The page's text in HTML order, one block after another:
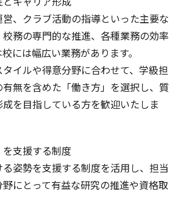
、クラブ活動の指導といった主要な
務の専門的な推進、各種業務の効率
には幅広い業務があります。
イルや得意分野に合わせて、学級担
無を含めた「働き方」を選択し、質
を目指している方を歓迎いたしま
を支援する制度
姿勢を支援する制度を活用し、担当
にとって有益な研究の推進や資格取